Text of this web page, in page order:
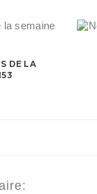
DE LA